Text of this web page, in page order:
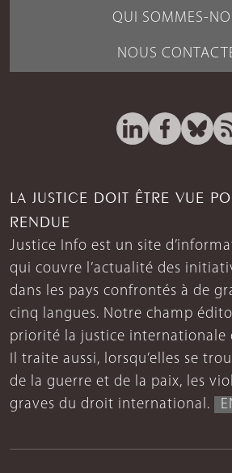
QUI SOMMES-
NOUS
LA JUSTICE DOIT ÊTRE VUE
RENDUE
Justice Info est un site
qui couvre l’actualité des
dans les pays confrontés à de
cinq langues. Notre champ
priorité la justice internationale
Il traite aussi, lorsqu’elles se
de la guerre et de la paix, les
graves du droit international.